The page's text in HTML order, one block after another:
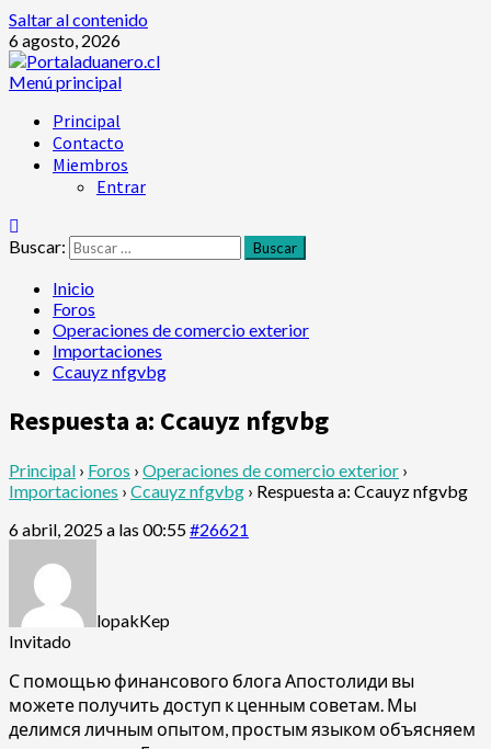
Saltar al contenido
6 agosto, 2026
Menú principal
Principal
Contacto
Miembros
Entrar
Buscar:
Inicio
Foros
Operaciones de comercio exterior
Importaciones
Ccauyz nfgvbg
Respuesta a: Ccauyz nfgvbg
Principal › Foros › Operaciones de comercio exterior ›
Importaciones › Ccauyz nfgvbg › Respuesta a: Ccauyz nfgvbg
6 abril, 2025 a las 00:55#26621
lopakKep
Invitado
С помощью финансового блога Апостолиди вы
можете получить доступ к ценным советам. Мы
делимся личным опытом, простым языком объясняем